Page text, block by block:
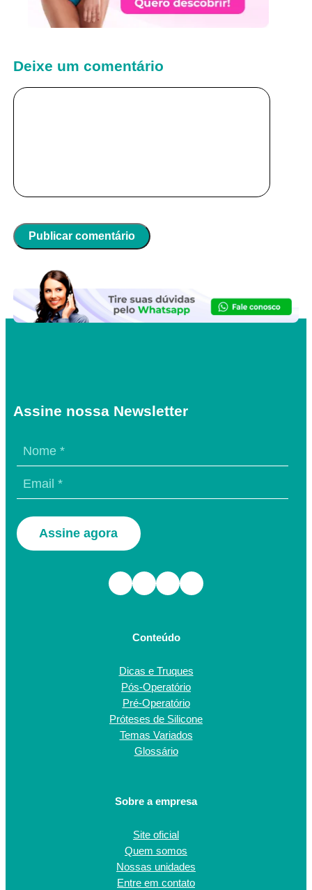
Deixe um comentário
Assine nossa Newsletter
Assine agora
Facebook Instagram TikTok Youtube
Conteúdo
Dicas e Truques
Pós-Operatório
Pré-Operatório
Próteses de Silicone
Temas Variados
Glossário
Sobre a empresa
Site oficial
Quem somos
Nossas unidades
Entre em contato